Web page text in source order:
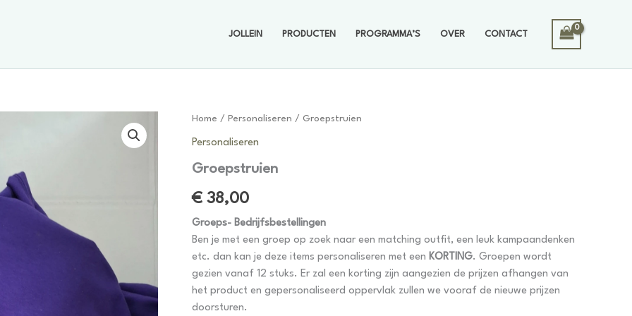
JOLLEIN PRODUCTEN PROGRAMMA’S OVER CONTACT
Home / Personaliseren / Groepstruien
Personaliseren
Groepstruien
€ 38,00
Groeps- Bedrijfsbestellingen
Ben je met een groep op zoek naar een matching outfit, een leuk kampaandenken
etc. dan kan je deze items personaliseren met een KORTING. Groepen wordt
gezien vanaf 12 stuks. Er zal een korting zijn aangezien de prijzen afhangen van
het product en gepersonaliseerd oppervlak zullen we vooraf de nieuwe prijzen
doorsturen.